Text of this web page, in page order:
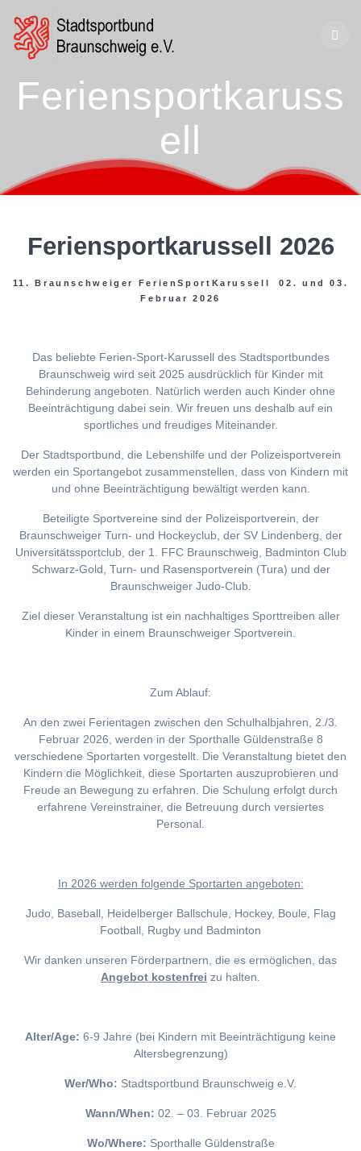
Feriensportkaruss
ell
Feriensportkarussell 2026
11. Braunschweiger FerienSportKarussell 02. und 03.
Februar 2026
Das beliebte Ferien-Sport-Karussell des Stadtsportbundes
Braunschweig wird seit 2025 ausdrücklich für Kinder mit
Behinderung angeboten. Natürlich werden auch Kinder ohne
Beeinträchtigung dabei sein. Wir freuen uns deshalb auf ein
sportliches und freudiges Miteinander.
Der Stadtsportbund, die Lebenshilfe und der Polizeisportverein
werden ein Sportangebot zusammenstellen, dass von Kindern mit
und ohne Beeinträchtigung bewältigt werden kann.
Beteiligte Sportvereine sind der Polizeisportverein, der
Braunschweiger Turn- und Hockeyclub, der SV Lindenberg, der
Universitätssportclub, der 1. FFC Braunschweig, Badminton Club
Schwarz-Gold, Turn- und Rasensportverein (Tura) und der
Braunschweiger Judo-Club.
Ziel dieser Veranstaltung ist ein nachhaltiges Sporttreiben aller
Kinder in einem Braunschweiger Sportverein.
Zum Ablauf:
An den zwei Ferientagen zwischen den Schulhalbjahren, 2./3.
Februar 2026, werden in der Sporthalle Güldenstraße 8
verschiedene Sportarten vorgestellt. Die Veranstaltung bietet den
Kindern die Möglichkeit, diese Sportarten auszuprobieren und
Freude an Bewegung zu erfahren. Die Schulung erfolgt durch
erfahrene Vereinstrainer, die Betreuung durch versiertes
Personal.
In 2026 werden folgende Sportarten angeboten:
Judo, Baseball, Heidelberger Ballschule, Hockey, Boule, Flag
Football, Rugby und Badminton
Wir danken unseren Förderpartnern, die es ermöglichen, das
Angebot kostenfrei zu halten.
Alter/Age: 6-9 Jahre (bei Kindern mit Beeinträchtigung keine
Altersbegrenzung)
Wer/Who: Stadtsportbund Braunschweig e.V.
Wann/When: 02. – 03. Februar 2025
Wo/Where: Sporthalle Güldenstraße